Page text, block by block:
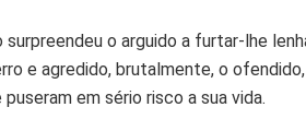
surpreendeu o arguido a furtar-lhe
e agredido, brutalmente, o
em sério risco a sua vida.